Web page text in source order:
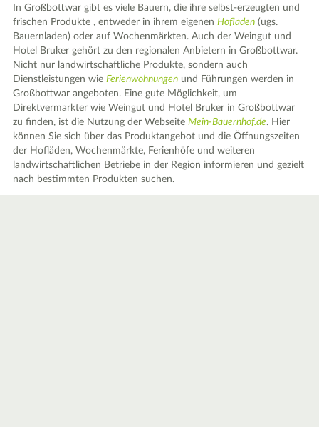
In Großbottwar gibt es viele Bauern, die ihre selbst-erzeugten und
frischen Produkte , entweder in ihrem eigenenHofladen (ugs.
Bauernladen) oder auf Wochenmärkten. Auch der Weingut und
Hotel Bruker gehört zu den regionalen Anbietern in Großbottwar.
Nicht nur landwirtschaftliche Produkte, sondern auch
Dienstleistungen wieFerienwohnungen und Führungen werden in
Großbottwar angeboten. Eine gute Möglichkeit, um
Direktvermarkter wie Weingut und Hotel Bruker in Großbottwar
zu finden, ist die Nutzung der WebseiteMein-Bauernhof.de. Hier
können Sie sich über das Produktangebot und die Öffnungszeiten
der Hofläden, Wochenmärkte, Ferienhöfe und weiteren
landwirtschaftlichen Betriebe in der Region informieren und gezielt
nach bestimmten Produkten suchen.